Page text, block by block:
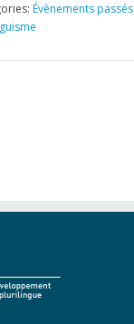
Évènements passés